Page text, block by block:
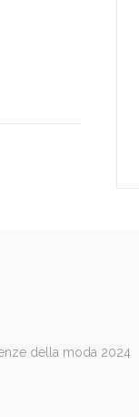
della moda 2024